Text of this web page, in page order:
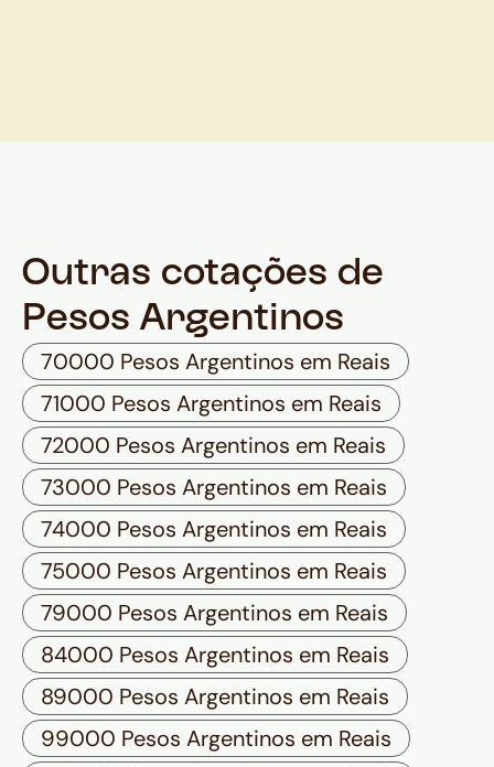
Outras cotações de
Pesos Argentinos
70000 Pesos Argentinos em Reais
71000 Pesos Argentinos em Reais
72000 Pesos Argentinos em Reais
73000 Pesos Argentinos em Reais
74000 Pesos Argentinos em Reais
75000 Pesos Argentinos em Reais
79000 Pesos Argentinos em Reais
84000 Pesos Argentinos em Reais
89000 Pesos Argentinos em Reais
99000 Pesos Argentinos em Reais